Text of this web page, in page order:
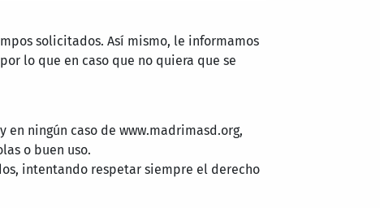
solicitados. Así mismo, le informamos
lo que en caso que no quiera que se
ningún caso de www.madrimasd.org,
o buen uso.
intentando respetar siempre el derecho